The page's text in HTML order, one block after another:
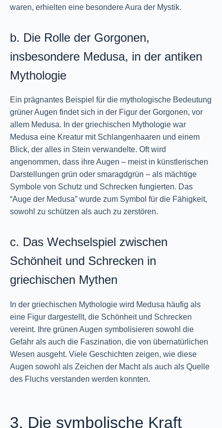
waren, erhielten eine besondere Aura der Mystik.
b. Die Rolle der Gorgonen,
insbesondere Medusa, in der antiken
Mythologie
Ein prägnantes Beispiel für die mythologische Bedeutung
grüner Augen findet sich in der Figur der Gorgonen, vor
allem Medusa. In der griechischen Mythologie war
Medusa eine Kreatur mit Schlangenhaaren und einem
Blick, der alles in Stein verwandelte. Oft wird
angenommen, dass ihre Augen – meist in künstlerischen
Darstellungen grün oder smaragdgrün – als mächtige
Symbole von Schutz und Schrecken fungierten. Das
“Auge der Medusa” wurde zum Symbol für die Fähigkeit,
sowohl zu schützen als auch zu zerstören.
c. Das Wechselspiel zwischen
Schönheit und Schrecken in
griechischen Mythen
In der griechischen Mythologie wird Medusa häufig als
eine Figur dargestellt, die Schönheit und Schrecken
vereint. Ihre grünen Augen symbolisieren sowohl die
Gefahr als auch die Faszination, die von übernatürlichen
Wesen ausgeht. Viele Geschichten zeigen, wie diese
Augen sowohl als Zeichen der Macht als auch als Quelle
des Fluchs verstanden werden konnten.
3. Die symbolische Kraft